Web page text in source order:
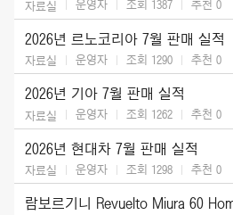
자료실 운영자 조회 1387 추천 0
2026년 르노코리아 7월 판매 실적
자료실 운영자 조회 1290 추천 0
2026년 기아 7월 판매 실적
자료실 운영자 조회 1262 추천 0
2026년 현대차 7월 판매 실적
자료실 운영자 조회 1298 추천 0